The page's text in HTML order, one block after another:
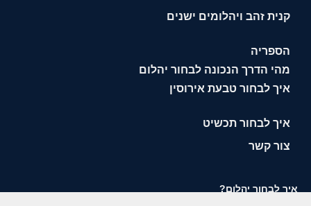
קנית זהב ויהלומים ישנים
הספריה
מהי הדרך הנכונה לבחור יהלום
איך לבחור טבעת אירוסין
איך לבחור תכשיט
צור קשר
איך לבחור יהלום?